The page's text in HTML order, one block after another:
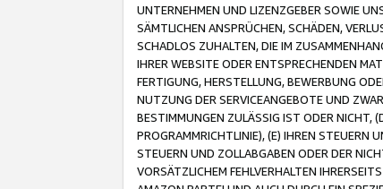
UNTERNEHMEN UND LIZENZGEBER SOWIE
SÄMTLICHEN ANSPRÜCHEN, SCHÄDEN,
SCHADLOS ZUHALTEN, DIE IM
IHRER WEBSITE ODER ENTSPRECHENDEN
FERTIGUNG, HERSTELLUNG, BEWERBUNG
NUTZUNG DER SERVICEANGEBOTE UND
BESTIMMUNGEN ZULÄSSIG IST ODER NICHT,
PROGRAMMRICHTLINIE), (E) IHREN STEUERN
STEUERN UND ZOLLABGABEN ODER DER
VORSÄTZLICHEM FEHLVERHALTEN